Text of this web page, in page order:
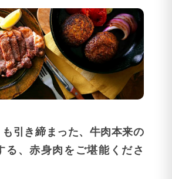
引き締まった、牛肉本来の
る、赤身肉をご堪能くださ